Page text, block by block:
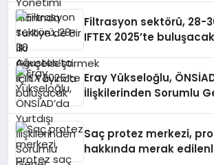
Filtrasyon sektörü, 28-
IFTEX 2025’te buluşacak
Eray Yükseloğlu,
İlişkilerinden Sorumlu
Saç protez merkezi,
hakkında merak